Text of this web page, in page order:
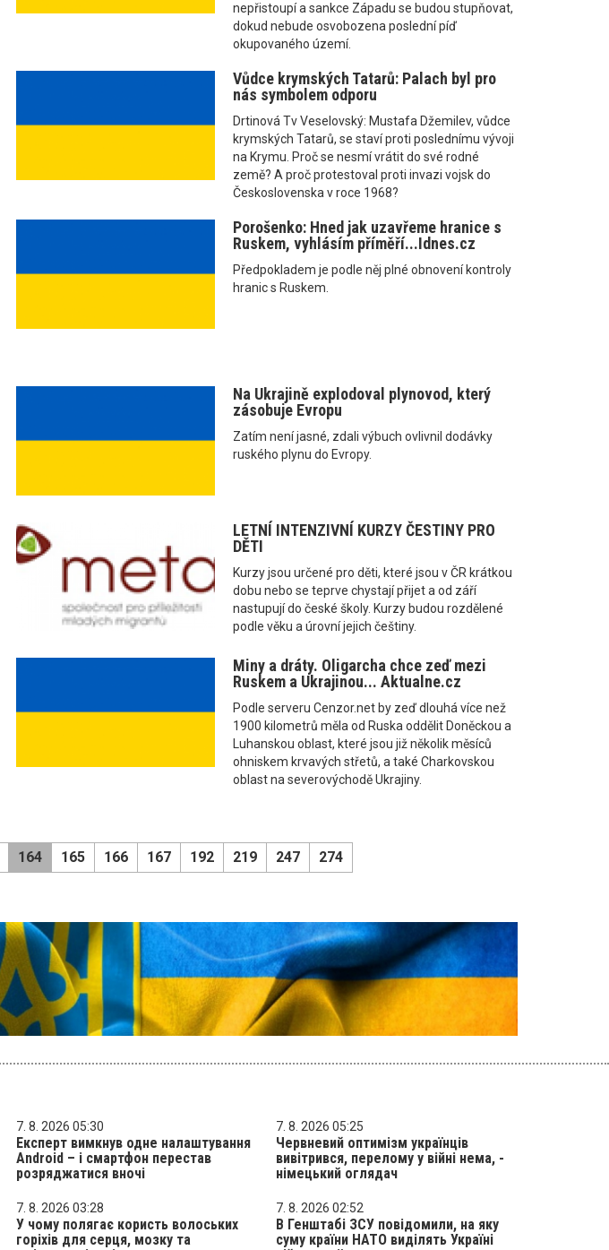
nepřistoupí a sankce Západu se budou stupňovat,
dokud nebude osvobozena poslední píď
okupovaného území.
Vůdce krymských Tatarů: Palach byl pro
nás symbolem odporu
Drtinová Tv Veselovský: Mustafa Džemilev, vůdce
krymských Tatarů, se staví proti poslednímu vývoji
na Krymu. Proč se nesmí vrátit do své rodné
země? A proč protestoval proti invazi vojsk do
Československa v roce 1968?
Porošenko: Hned jak uzavřeme hranice s
Ruskem, vyhlásím příměří...Idnes.cz
Předpokladem je podle něj plné obnovení kontroly
hranic s Ruskem.
Na Ukrajině explodoval plynovod, který
zásobuje Evropu
Zatím není jasné, zdali výbuch ovlivnil dodávky
ruského plynu do Evropy.
LETNÍ INTENZIVNÍ KURZY ČESTINY PRO
DĚTI
Kurzy jsou určené pro děti, které jsou v ČR krátkou
dobu nebo se teprve chystají přijet a od září
nastupují do české školy. Kurzy budou rozdělené
podle věku a úrovní jejich češtiny.
Miny a dráty. Oligarcha chce zeď mezi
Ruskem a Ukrajinou... Aktualne.cz
Podle serveru Cenzor.net by zeď dlouhá více než
1900 kilometrů měla od Ruska oddělit Doněckou a
Luhanskou oblast, které jsou již několik měsíců
ohniskem krvavých střetů, a také Charkovskou
oblast na severovýchodě Ukrajiny.
164 165 166 167 192 219 247 274
7. 8. 2026 05:30
Експерт вимкнув одне налаштування
Android – і смартфон перестав
розряджатися вночі
7. 8. 2026 05:25
Червневий оптимізм українців
вивітрився, перелому у війні нема, -
німецький оглядач
7. 8. 2026 03:28
У чому полягає користь волоських
горіхів для серця, мозку та
7. 8. 2026 02:52
В Генштабі ЗСУ повідомили, на яку
суму країни НАТО виділять Україні